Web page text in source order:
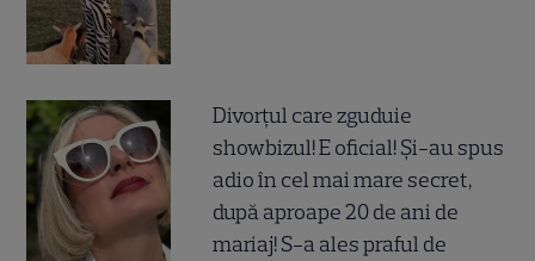
Divorțul care zguduie
showbizul! E oficial! Și-au spus
adio în cel mai mare secret,
după aproape 20 de ani de
mariaj! S-a ales praful de